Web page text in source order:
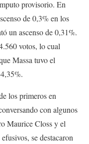
provisorio. En
de 0,3% en los
un ascenso de 0,31%.
votos, lo cual
Massa tuvo el
los primeros en
con algunos
Maurice Closs y el
se destacaron